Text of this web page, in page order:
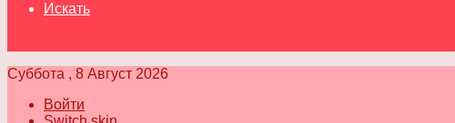
Искать
Суббота , 8 Август 2026
Войти